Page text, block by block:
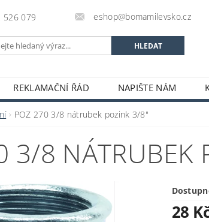
526 079 eshop@bomamilevsko.cz
REKLAMAČNÍ ŘÁD NAPIŠTE NÁM
POZ 270 3/8 nátrubek pozink 3/8"
3/8 NÁTRUBEK
28